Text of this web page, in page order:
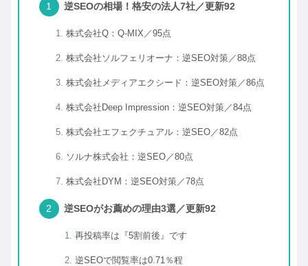
逆SEOの相場！格安の法人7社／更新92
株式会社Q：Q-MIX／95点
株式会社ソルフェリオーナ：逆SEO対策／88点
株式会社メディアエクシード：逆SEO対策／86点
株式会社Deep Impression：逆SEO対策／84点
株式会社エフェクチュアル：逆SEO／82点
ソルナ株式会社：逆SEO／80点
株式会社DYM：逆SEO対策／78点
逆SEOがお薦めの理由3選／更新92
再投稿率は『5割前後』です
逆SEOで閲覧率は0.71％程